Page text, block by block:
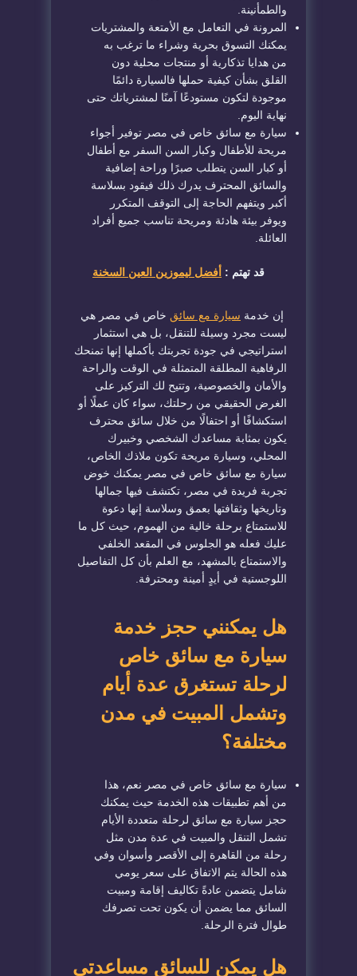
والطمأنينة.
المرونة في التعامل مع الأمتعة والمشتريات
يمكنك التسوق بحرية وشراء ما ترغب به
من هدايا تذكارية أو منتجات محلية دون
القلق بشأن كيفية حملها فالسيارة دائمًا
موجودة لتكون مستودعًا آمنًا لمشترياتك حتى
نهاية اليوم.
سيارة مع سائق خاص في مصر توفير أجواء
مريحة للأطفال وكبار السن السفر مع أطفال
أو كبار السن يتطلب صبرًا وراحة إضافية
والسائق المحترف يدرك ذلك فيقود بسلاسة
أكبر ويتفهم الحاجة إلى التوقف المتكرر
ويوفر بيئة هادئة ومريحة تناسب جميع أفراد
العائلة.
قد تهتم : أفضل ليموزين العين السخنة
إن خدمة سيارة مع سائق خاص في مصر هي
ليست مجرد وسيلة للتنقل، بل هي استثمار
استراتيجي في جودة تجربتك بأكملها إنها تمنحك
الرفاهية المطلقة المتمثلة في الوقت والراحة
والأمان والخصوصية، وتتيح لك التركيز على
الغرض الحقيقي من رحلتك، سواء كان عملًا أو
استكشافًا أو احتفالًا من خلال سائق محترف
يكون بمثابة مساعدك الشخصي وخبيرك
المحلي، وسيارة مريحة تكون ملاذك الخاص،
سيارة مع سائق خاص في مصر يمكنك خوض
تجربة فريدة في مصر، تكتشف فيها جمالها
وتاريخها وثقافتها بعمق وسلاسة إنها دعوة
للاستمتاع برحلة خالية من الهموم، حيث كل ما
عليك فعله هو الجلوس في المقعد الخلفي
والاستمتاع بالمشهد، مع العلم بأن كل التفاصيل
اللوجستية في أيدٍ أمينة ومحترفة.
هل يمكنني حجز خدمة
سيارة مع سائق خاص
لرحلة تستغرق عدة أيام
وتشمل المبيت في مدن
مختلفة؟
سيارة مع سائق خاص في مصر نعم، هذا
من أهم تطبيقات هذه الخدمة حيث يمكنك
حجز سيارة مع سائق لرحلة متعددة الأيام
تشمل التنقل والمبيت في عدة مدن مثل
رحلة من القاهرة إلى الأقصر وأسوان وفي
هذه الحالة يتم الاتفاق على سعر يومي
شامل يتضمن عادةً تكاليف إقامة ومبيت
السائق مما يضمن أن يكون تحت تصرفك
طوال فترة الرحلة.
هل يمكن للسائق مساعدتي